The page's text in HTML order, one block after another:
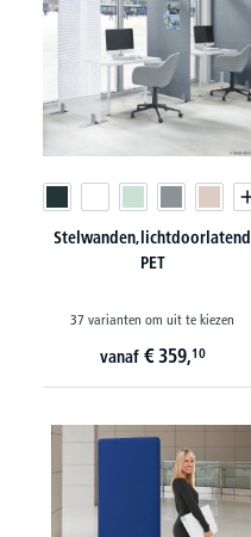
Stelwanden,lichtdoorlatend
PET
37 varianten om uit te kiezen
vanaf € 359,10